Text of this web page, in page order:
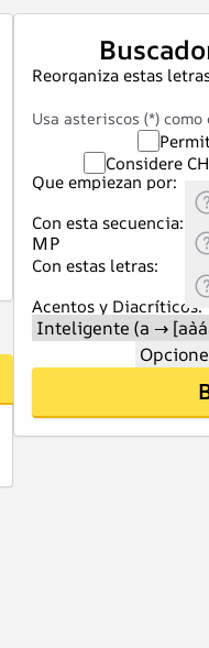
Reorganiza estas
Usa asteriscos (*) como
Considere
Que empiezan por:
Con esta secuencia:
Con estas letras:
Acentos y Diacríticos: